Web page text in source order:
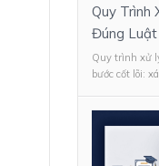
Quy Trình
Đúng Luật
Quy trình xử
bước cốt lõi: